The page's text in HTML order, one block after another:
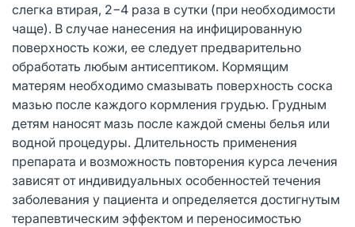
слегка втирая, 2−4 раза в сутки (при необходимости
чаще). В случае нанесения на инфицированную
поверхность кожи, ее следует предварительно
обработать любым антисептиком. Кормящим
матерям необходимо смазывать поверхность соска
мазью после каждого кормления грудью. Грудным
детям наносят мазь после каждой смены белья или
водной процедуры. Длительность применения
препарата и возможность повторения курса лечения
зависят от индивидуальных особенностей течения
заболевания у пациента и определяется достигнутым
терапевтическим эффектом и переносимостью